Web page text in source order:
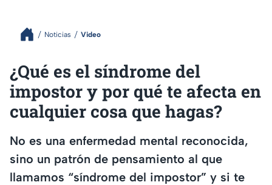
Noticias Video
¿Qué es el síndrome del
impostor y por qué te afecta en
cualquier cosa que hagas?
No es una enfermedad mental reconocida,
sino un patrón de pensamiento al que
llamamos “síndrome del impostor” y si te